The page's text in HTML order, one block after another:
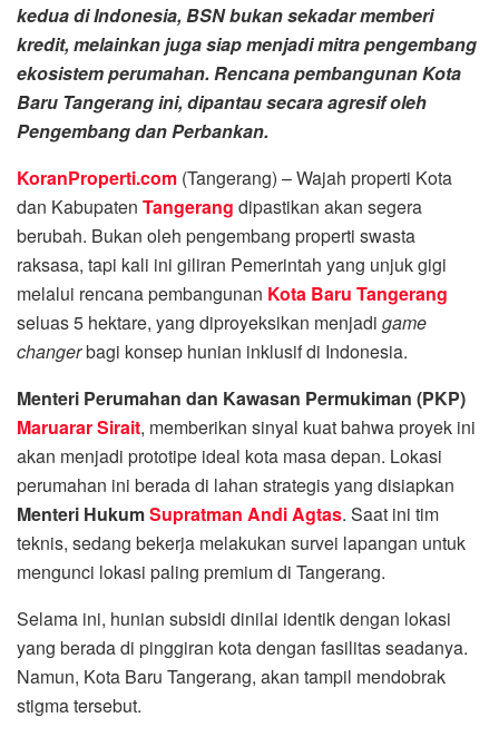
kedua di Indonesia, BSN bukan sekadar memberi
kredit, melainkan juga siap menjadi mitra pengembang
ekosistem perumahan. Rencana pembangunan Kota
Baru Tangerang ini, dipantau secara agresif oleh
Pengembang dan Perbankan.
KoranProperti.com (Tangerang) – Wajah properti Kota
dan Kabupaten Tangerang dipastikan akan segera
berubah. Bukan oleh pengembang properti swasta
raksasa, tapi kali ini giliran Pemerintah yang unjuk gigi
melalui rencana pembangunan Kota Baru Tangerang
seluas 5 hektare, yang diproyeksikan menjadi game
changerbagi konsep hunian inklusif di Indonesia.
Menteri Perumahan dan Kawasan Permukiman (PKP)
Maruarar Sirait, memberikan sinyal kuat bahwa proyek ini
akan menjadi prototipe ideal kota masa depan. Lokasi
perumahan ini berada di lahan strategis yang disiapkan
Menteri HukumSupratman Andi Agtas. Saat ini tim
teknis, sedang bekerja melakukan survei lapangan untuk
mengunci lokasi paling premium di Tangerang.
Selama ini, hunian subsidi dinilai identik dengan lokasi
yang berada di pinggiran kota dengan fasilitas seadanya.
Namun, Kota Baru Tangerang, akan tampil mendobrak
stigma tersebut.